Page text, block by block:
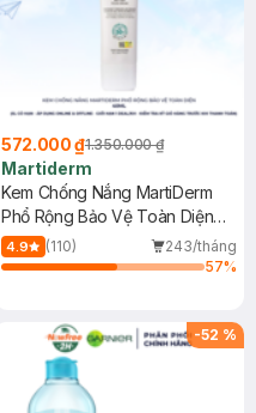
572.000 ₫1.350.000 ₫
Martiderm
Kem Chống Nắng MartiDerm
Phổ Rộng Bảo Vệ Toàn Diện
40ml
4.9 (110)
243/tháng
57%
-52 %